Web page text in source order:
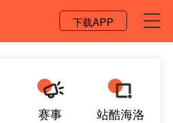
下载APP
赛事 站酷海洛